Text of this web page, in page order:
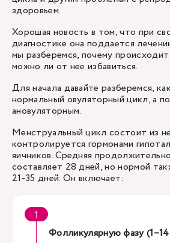
здоровьем.
Хорошая новость в том, что при
диагностике она поддается
мы разберемся, почему происходит
можно ли от нее избавиться.
Для начала давайте разберемся,
нормальный овуляторный цикл, а
ановуляторным.
Менструальный цикл состоит из
контролируется гормонами
яичников. Средняя
составляет 28 дней, но нормой
21-35 дней. Он включает:
Фолликулярную фазу